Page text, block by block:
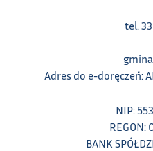
tel.
Adres do e-doręczeń:
NIP:
REGON:
BANK